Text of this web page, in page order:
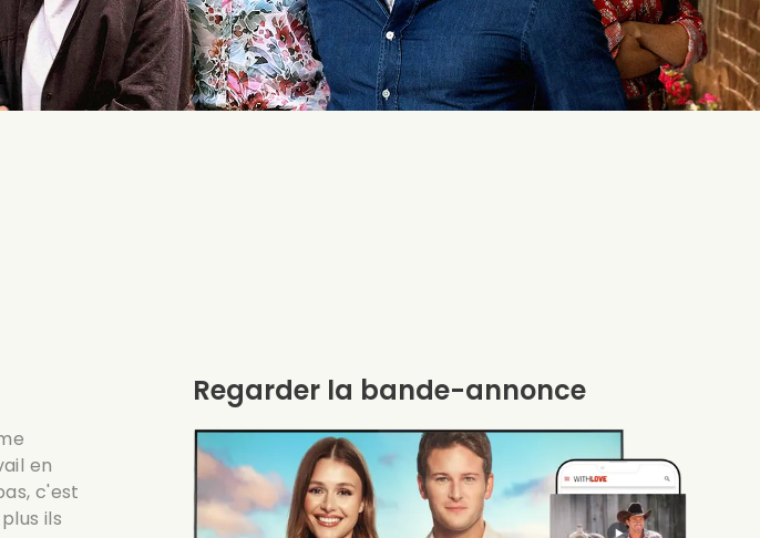
en
c'est
ils
Regarder la bande-annonce